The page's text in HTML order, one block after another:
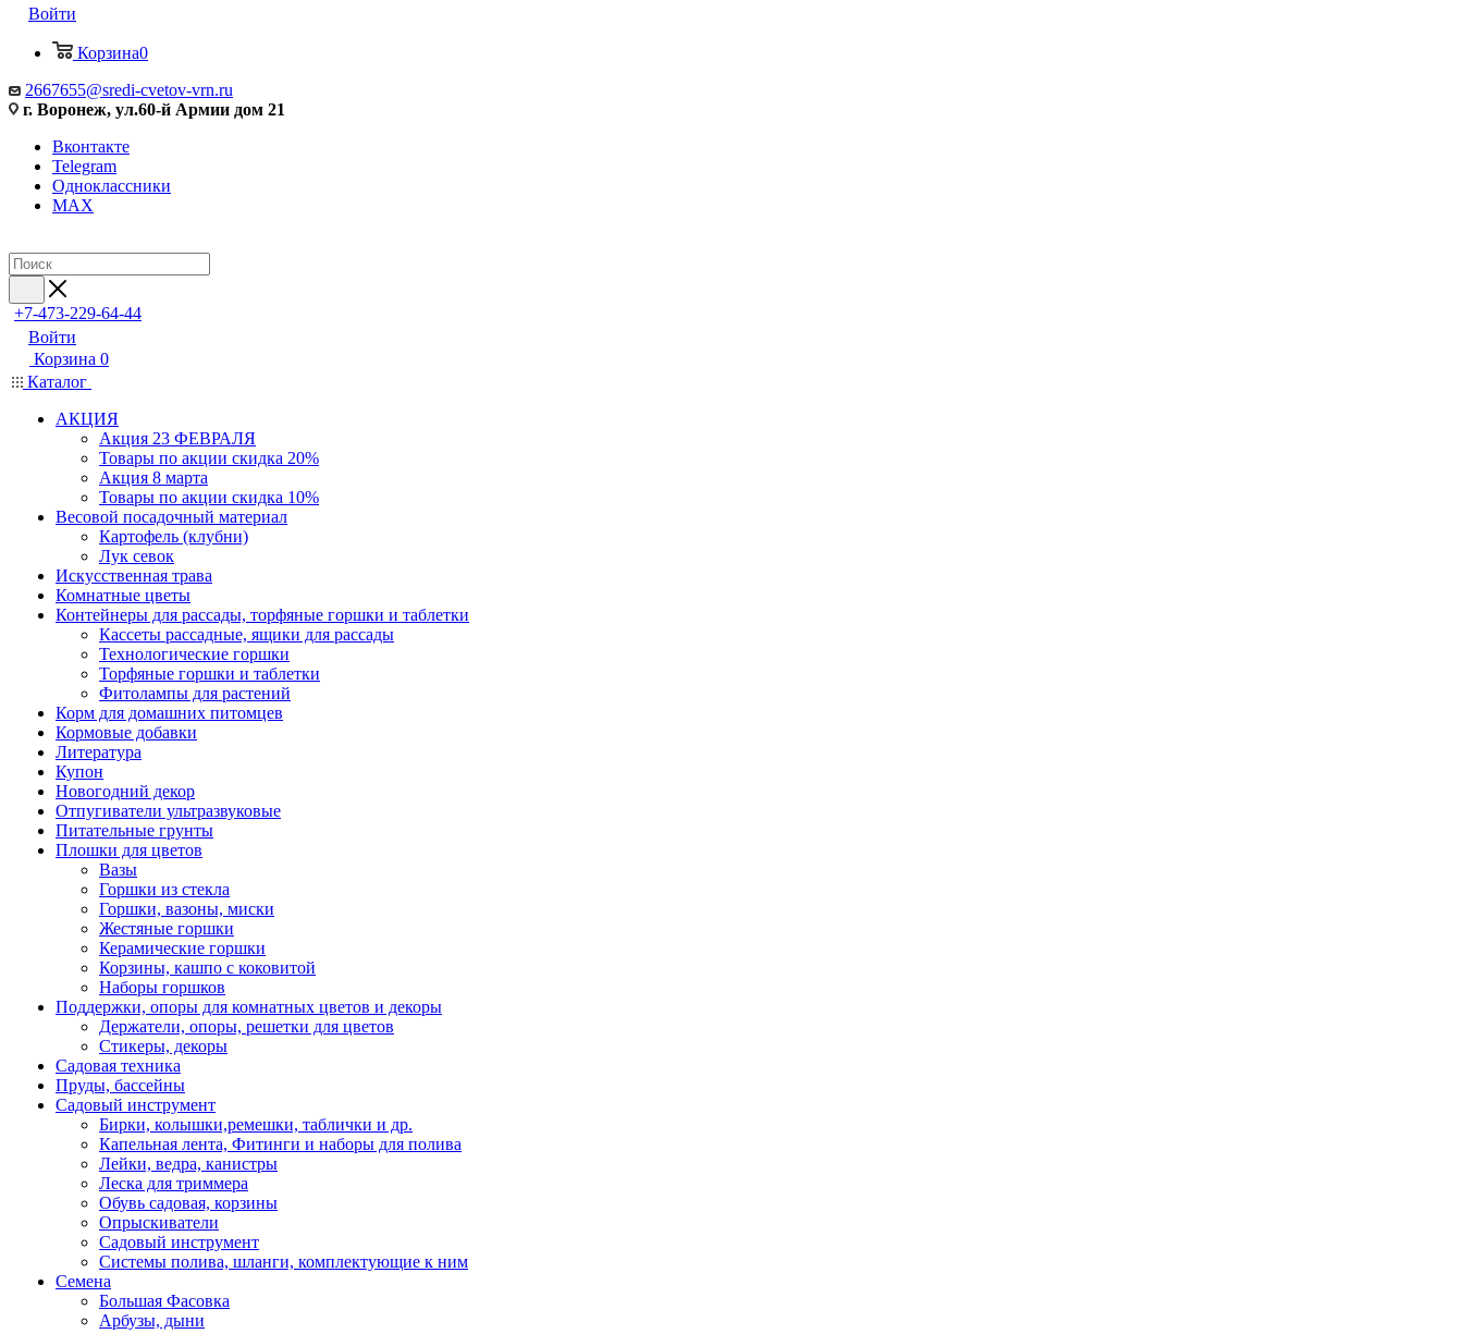
Войти
Корзина0
2667655@sredi-cvetov-vrn.ru
г. Воронеж, ул.60-й Армии дом 21
Вконтакте
Telegram
Одноклассники
MAX
+7-473-229-64-44
Войти
Корзина 0
Каталог
АКЦИЯ
Акция 23 ФЕВРАЛЯ
Товары по акции скидка 20%
Акция 8 марта
Товары по акции скидка 10%
Весовой посадочный материал
Картофель (клубни)
Лук севок
Искусственная трава
Комнатные цветы
Контейнеры для рассады, торфяные горшки и таблетки
Кассеты рассадные, ящики для рассады
Технологические горшки
Торфяные горшки и таблетки
Фитолампы для растений
Корм для домашних питомцев
Кормовые добавки
Литература
Купон
Новогодний декор
Отпугиватели ультразвуковые
Питательные грунты
Плошки для цветов
Вазы
Горшки из стекла
Горшки, вазоны, миски
Жестяные горшки
Керамические горшки
Корзины, кашпо с коковитой
Наборы горшков
Поддержки, опоры для комнатных цветов и декоры
Держатели, опоры, решетки для цветов
Стикеры, декоры
Садовая техника
Пруды, бассейны
Садовый инструмент
Бирки, колышки,ремешки, таблички и др.
Капельная лента, Фитинги и наборы для полива
Лейки, ведра, канистры
Леска для триммера
Обувь садовая, корзины
Опрыскиватели
Садовый инструмент
Системы полива, шланги, комплектующие к ним
Семена
Большая Фасовка
Арбузы, дыни